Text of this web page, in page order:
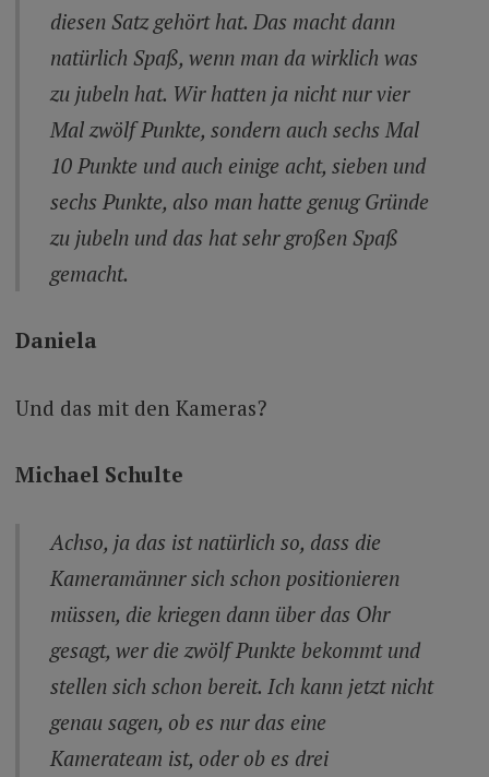
diesen Satz gehört hat. Das macht dann
natürlich Spaß, wenn man da wirklich was
zu jubeln hat. Wir hatten ja nicht nur vier
Mal zwölf Punkte, sondern auch sechs Mal
10 Punkte und auch einige acht, sieben und
sechs Punkte, also man hatte genug Gründe
zu jubeln und das hat sehr großen Spaß
gemacht.
Daniela
Und das mit den Kameras?
Michael Schulte
Achso, ja das ist natürlich so, dass die
Kameramänner sich schon positionieren
müssen, die kriegen dann über das Ohr
gesagt, wer die zwölf Punkte bekommt und
stellen sich schon bereit. Ich kann jetzt nicht
genau sagen, ob es nur das eine
Kamerateam ist, oder ob es drei